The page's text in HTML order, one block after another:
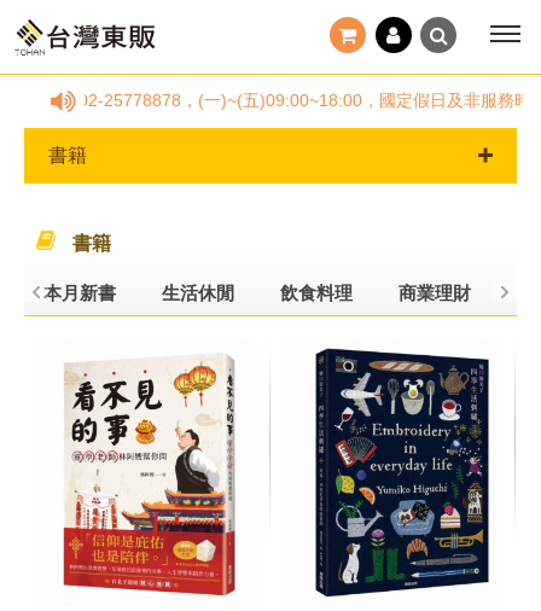
25778878，(一)~(五)09:00~18:00，國定假日及非服務時間，請
書籍
書籍
本月新書 生活休閒 飲食料理 商業理財